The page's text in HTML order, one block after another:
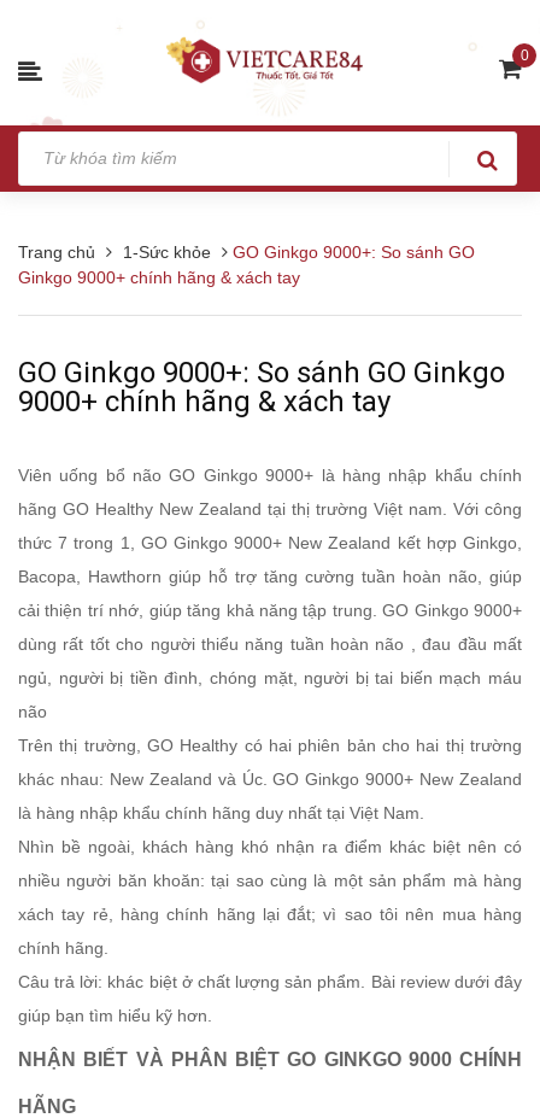
0
Trang chủ 1-Sức khỏe
GO Ginkgo 9000+: So sánh GO
Ginkgo 9000+ chính hãng & xách tay
GO Ginkgo 9000+: So sánh GO Ginkgo
9000+ chính hãng & xách tay
Viên uống bổ não GO Ginkgo 9000+ là hàng nhập khẩu chính
hãng GO Healthy New Zealand tại thị trường Việt nam. Với công
thức 7 trong 1, GO Ginkgo 9000+ New Zealand kết hợp Ginkgo,
Bacopa, Hawthorn giúp hỗ trợ tăng cường tuần hoàn não, giúp
cải thiện trí nhớ, giúp tăng khả năng tập trung. GO Ginkgo 9000+
dùng rất tốt cho người thiểu năng tuần hoàn não , đau đầu mất
ngủ, người bị tiền đình, chóng mặt, người bị tai biến mạch máu
não
Trên thị trường, GO Healthy có hai phiên bản cho hai thị trường
khác nhau: New Zealand và Úc. GO Ginkgo 9000+ New Zealand
là hàng nhập khẩu chính hãng duy nhất tại Việt Nam.
Nhìn bề ngoài, khách hàng khó nhận ra điểm khác biệt nên có
nhiều người băn khoăn: tại sao cùng là một sản phẩm mà hàng
xách tay rẻ, hàng chính hãng lại đắt; vì sao tôi nên mua hàng
chính hãng.
Câu trả lời: khác biệt ở chất lượng sản phẩm. Bài review dưới đây
giúp bạn tìm hiểu kỹ hơn.
NHẬN BIẾT VÀ PHÂN BIỆT GO GINKGO 9000 CHÍNH
HÃNG